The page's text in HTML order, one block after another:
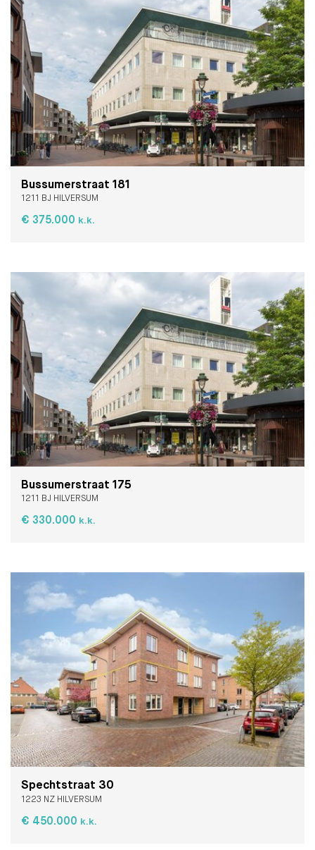
Bussumerstraat 181
1211 BJ HILVERSUM
€ 375.000 k.k.
Bussumerstraat 175
1211 BJ HILVERSUM
€ 330.000 k.k.
Spechtstraat 30
1223 NZ HILVERSUM
€ 450.000 k.k.